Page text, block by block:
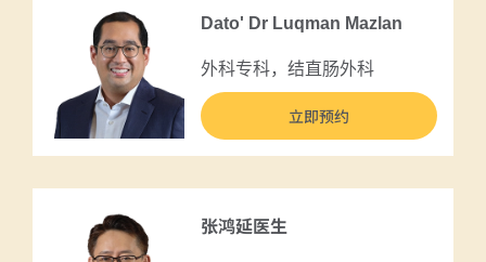
Dato' Dr Luqman Mazlan
外科专科，结直肠外科
立即预约
张鸿延医生